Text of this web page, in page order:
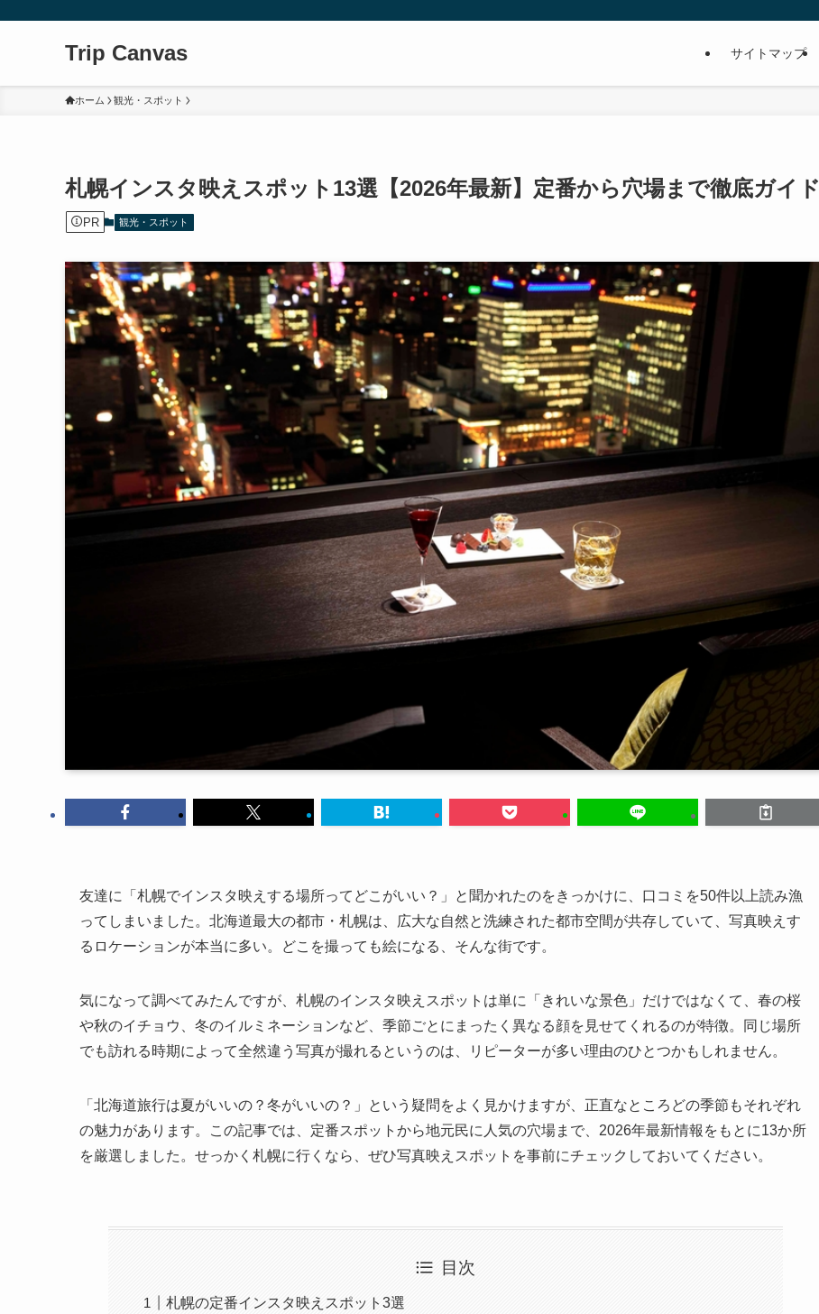
Trip Canvas サイトマップ
ホーム 観光・スポット
札幌インスタ映えスポット13選【2026年最新】定番から穴場まで徹底ガイド
PR 観光・スポット
友達に「札幌でインスタ映えする場所ってどこがいい？」と聞かれたのをきっかけに、口コミを50件以上読み漁
ってしまいました。北海道最大の都市・札幌は、広大な自然と洗練された都市空間が共存していて、写真映えす
るロケーションが本当に多い。どこを撮っても絵になる、そんな街です。
気になって調べてみたんですが、札幌のインスタ映えスポットは単に「きれいな景色」だけではなくて、春の桜
や秋のイチョウ、冬のイルミネーションなど、季節ごとにまったく異なる顔を見せてくれるのが特徴。同じ場所
でも訪れる時期によって全然違う写真が撮れるというのは、リピーターが多い理由のひとつかもしれません。
「北海道旅行は夏がいいの？冬がいいの？」という疑問をよく見かけますが、正直なところどの季節もそれぞれ
の魅力があります。この記事では、定番スポットから地元民に人気の穴場まで、2026年最新情報をもとに13か所
を厳選しました。せっかく札幌に行くなら、ぜひ写真映えスポットを事前にチェックしておいてください。
目次
札幌の定番インスタ映えスポット3選